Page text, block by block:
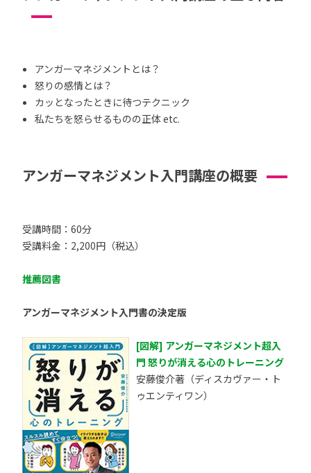
アンガーマネジメントとは？
怒りの感情とは？
カッとなったときに待つテクニック
私たちを怒らせるものの正体 etc.
アンガーマネジメント入門講座の概要
受講時間：60分
受講料金：2,200円（税込）
推薦図書
アンガーマネジメント入門書の決定版
[図解] アンガーマネジメント超入
門 怒りが消える心のトレーニング
安藤俊介著（ディスカヴァー・ト
ゥエンティワン）